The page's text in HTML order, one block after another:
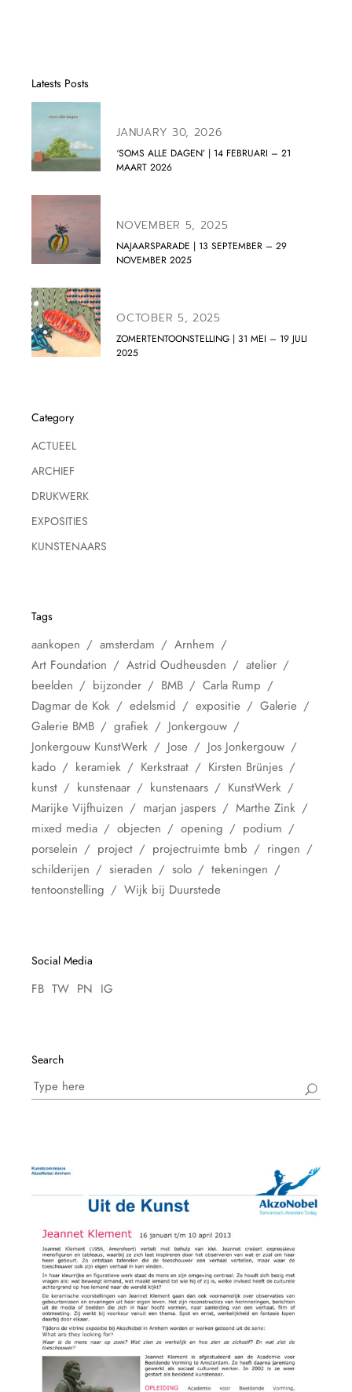
Latests Posts
JANUARY 30, 2026
‘SOMS ALLE DAGEN’ | 14 FEBRUARI – 21
MAART 2026
NOVEMBER 5, 2025
NAJAARSPARADE | 13 SEPTEMBER – 29
NOVEMBER 2025
OCTOBER 5, 2025
ZOMERTENTOONSTELLING | 31 MEI – 19 JULI
2025
Category
ACTUEEL
ARCHIEF
DRUKWERK
EXPOSITIES
KUNSTENAARS
Tags
aankopen amsterdam
Arnhem
Art Foundation
Astrid Oudheusden
atelier
beelden
bijzonder BMB
Carla Rump
Dagmar de Kok
edelsmid expositie
Galerie
Galerie BMB
grafiek
Jonkergouw
Jonkergouw KunstWerk
Jose
Jos Jonkergouw
kado
keramiek Kerkstraat
Kirsten Brünjes
kunst
kunstenaar kunstenaars
KunstWerk
Marijke Vijfhuizen
marjan jaspers
Marthe Zink
mixed media
objecten opening
podium
porselein
project projectruimte bmb
ringen
schilderijen
sieraden solo
tekeningen
tentoonstelling
Wijk bij Duurstede
Social Media
FB TW PN IG
Search
Search
for: